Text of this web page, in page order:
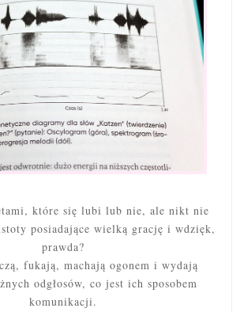
które się lubi lub nie, ale nikt nie
posiadające wielką grację i wdzięk,
prawda?
fukają, machają ogonem i wydają
odgłosów, co jest ich sposobem
komunikacji.